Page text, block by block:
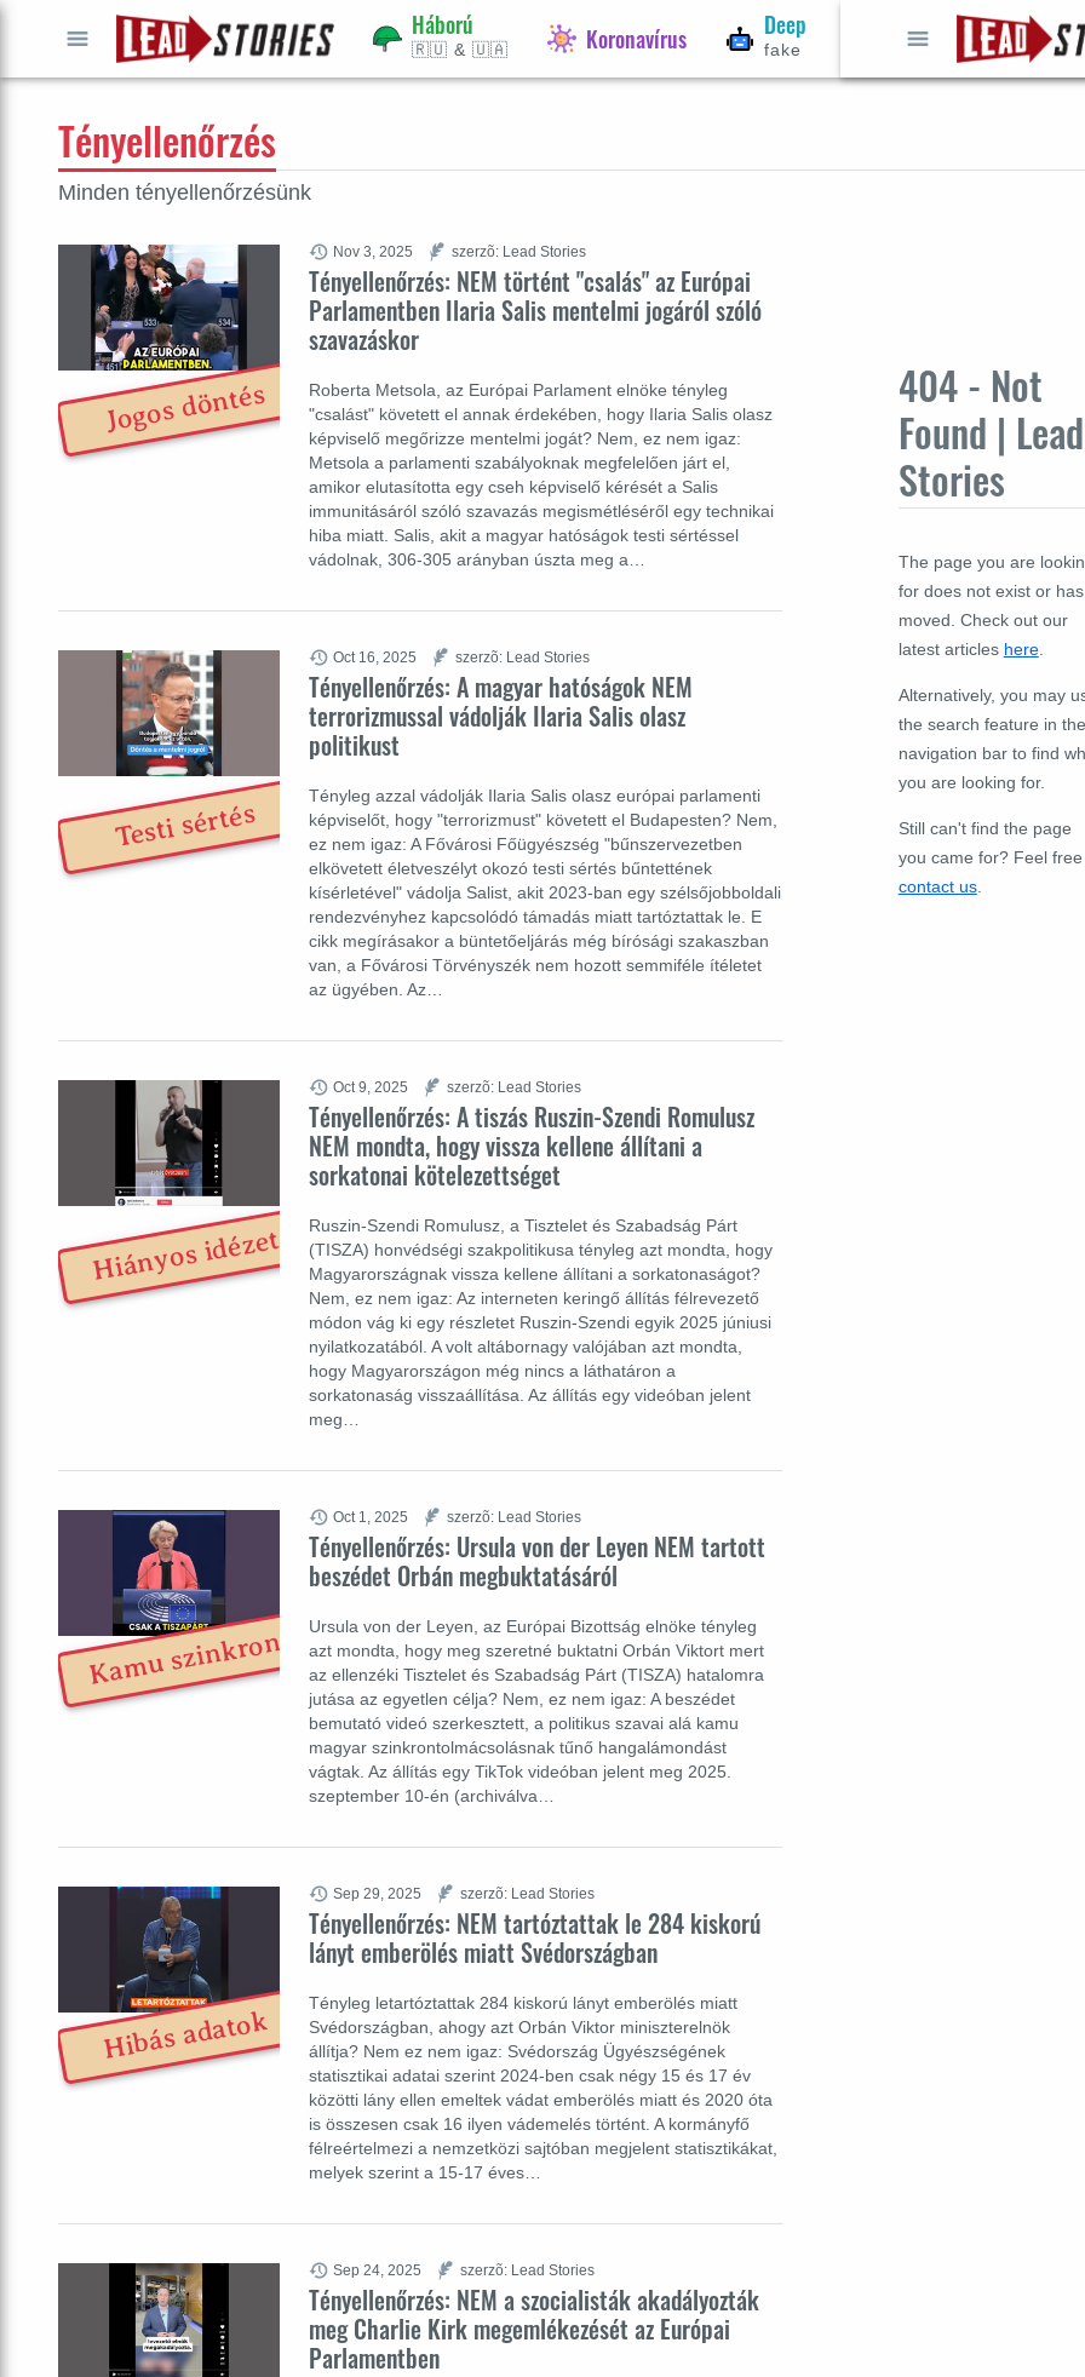
Háború
🇷🇺 & 🇺🇦 Koronavírus Deep
fake
Választások
2026
Tényellenőrzés
Minden tényellenőrzésünk
Tényellenőrzés: NEM történt "csalás" az Európai
Parlamentben Ilaria Salis mentelmi jogáról szóló
szavazáskor
Roberta Metsola, az Európai Parlament elnöke tényleg
"csalást" követett el annak érdekében, hogy Ilaria Salis olasz
képviselő megőrizze mentelmi jogát? Nem, ez nem igaz:
Metsola a parlamenti szabályoknak megfelelően járt el,
amikor elutasította egy cseh képviselő kérését a Salis
immunitásáról szóló szavazás megismétléséről egy technikai
hiba miatt. Salis, akit a magyar hatóságok testi sértéssel
vádolnak, 306-305 arányban úszta meg a…
Nov 3, 2025 szerzõ: Lead Stories
Jogos döntés
Tényellenőrzés: A magyar hatóságok NEM
terrorizmussal vádolják Ilaria Salis olasz
politikust
Tényleg azzal vádolják Ilaria Salis olasz európai parlamenti
képviselőt, hogy "terrorizmust" követett el Budapesten? Nem,
ez nem igaz: A Fővárosi Főügyészség "bűnszervezetben
elkövetett életveszélyt okozó testi sértés bűntettének
kísérletével" vádolja Salist, akit 2023-ban egy szélsőjobboldali
rendezvényhez kapcsolódó támadás miatt tartóztattak le. E
cikk megírásakor a büntetőeljárás még bírósági szakaszban
van, a Fővárosi Törvényszék nem hozott semmiféle ítéletet
az ügyében. Az…
Oct 16, 2025 szerzõ: Lead Stories
Testi sértés
Tényellenőrzés: A tiszás Ruszin-Szendi Romulusz
NEM mondta, hogy vissza kellene állítani a
sorkatonai kötelezettséget
Ruszin-Szendi Romulusz, a Tisztelet és Szabadság Párt
(TISZA) honvédségi szakpolitikusa tényleg azt mondta, hogy
Magyarországnak vissza kellene állítani a sorkatonaságot?
Nem, ez nem igaz: Az interneten keringő állítás félrevezető
módon vág ki egy részletet Ruszin-Szendi egyik 2025 júniusi
nyilatkozatából. A volt altábornagy valójában azt mondta,
hogy Magyarországon még nincs a láthatáron a
sorkatonaság visszaállítása. Az állítás egy videóban jelent
meg…
Oct 9, 2025 szerzõ: Lead Stories
Hiányos idézet
Tényellenőrzés: Ursula von der Leyen NEM tartott
beszédet Orbán megbuktatásáról
Ursula von der Leyen, az Európai Bizottság elnöke tényleg
azt mondta, hogy meg szeretné buktatni Orbán Viktort mert
az ellenzéki Tisztelet és Szabadság Párt (TISZA) hatalomra
jutása az egyetlen célja? Nem, ez nem igaz: A beszédet
bemutató videó szerkesztett, a politikus szavai alá kamu
magyar szinkrontolmácsolásnak tűnő hangalámondást
vágtak. Az állítás egy TikTok videóban jelent meg 2025.
szeptember 10-én (archiválva…
Oct 1, 2025 szerzõ: Lead Stories
Kamu szinkron
Tényellenőrzés: NEM tartóztattak le 284 kiskorú
lányt emberölés miatt Svédországban
Tényleg letartóztattak 284 kiskorú lányt emberölés miatt
Svédországban, ahogy azt Orbán Viktor miniszterelnök
állítja? Nem ez nem igaz: Svédország Ügyészségének
statisztikai adatai szerint 2024-ben csak négy 15 és 17 év
közötti lány ellen emeltek vádat emberölés miatt és 2020 óta
is összesen csak 16 ilyen vádemelés történt. A kormányfő
félreértelmezi a nemzetközi sajtóban megjelent statisztikákat,
melyek szerint a 15-17 éves…
Sep 29, 2025 szerzõ: Lead Stories
Hibás adatok
Tényellenőrzés: NEM a szocialisták akadályozták
meg Charlie Kirk megemlékezését az Európai
Parlamentben
Sep 24, 2025 szerzõ: Lead Stories
404 - Not
Found | Lead
Stories
The page you are
for does not exist or has
moved. Check out our
latest articles here.
Alternatively, you may
the search feature in the
navigation bar to find
you are looking for.
Still can't find the page
you came for? Feel
contact us.